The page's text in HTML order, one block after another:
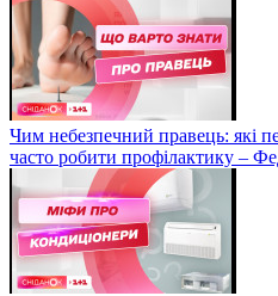
Чим небезпечний правець: які
часто робити профілактику –